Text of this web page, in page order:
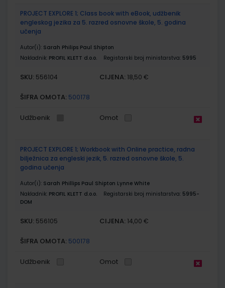
PROJECT EXPLORE 1; Class book with eBook, udžbenik
engleskog jezika za 5. razred osnovne škole, 5. godina
učenja
Autor(i): Sarah Philips Paul Shipton
Nakladnik: PROFIL KLETT d.o.o. Registarski broj ministarstva: 5995
SKU: 556104 CIJENA: 18,50 €
ŠIFRA OMOTA: 500178
Udžbenik Omot
PROJECT EXPLORE 1; Workbook with Online practice, radna
bilježnica za engleski jezik, 5. razred osnovne škole, 5.
godina učenja
Autor(i): Sarah Phillips Paul Shipton Lynne White
Nakladnik: PROFIL KLETT d.o.o. Registarski broj ministarstva: 5995-
DOM
SKU: 556105 CIJENA: 14,00 €
ŠIFRA OMOTA: 500178
Udžbenik Omot